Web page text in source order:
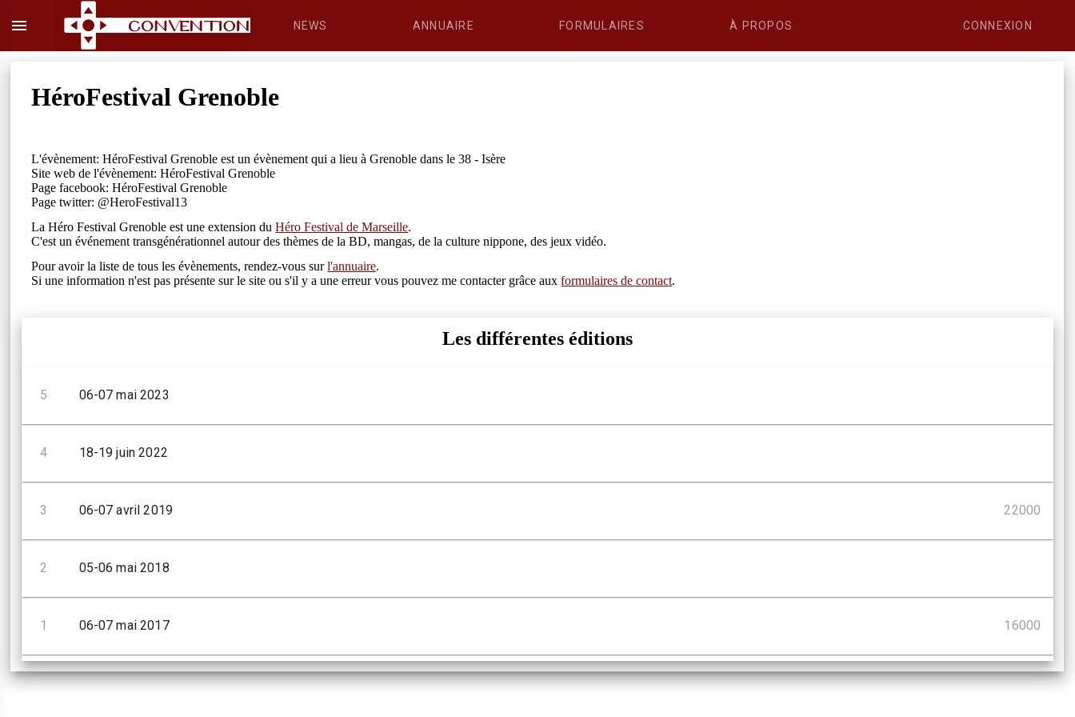
menu NEWS ANNUAIRE FORMULAIRES À PROPOS CONNEXION
HéroFestival Grenoble
L'évènement: HéroFestival Grenoble est un évènement qui a lieu à Grenoble dans le 38 - Isère
Site web de l'évènement: HéroFestival Grenoble
Page facebook: HéroFestival Grenoble
Page twitter: @HeroFestival13
La Héro Festival Grenoble est une extension duHéro Festival de Marseille.
C'est un événement transgénérationnel autour des thèmes de la BD, mangas, de la culture nippone, des jeux vidéo.
Pour avoir la liste de tous les évènements, rendez-vous surl'annuaire.
Si une information n'est pas présente sur le site ou s'il y a une erreur vous pouvez me contacter grâce auxformulaires de contact.
Les différentes éditions
5 06-07 mai 2023
4 18-19 juin 2022
3 06-07 avril 2019 22000
2 05-06 mai 2018
1 06-07 mai 2017 16000